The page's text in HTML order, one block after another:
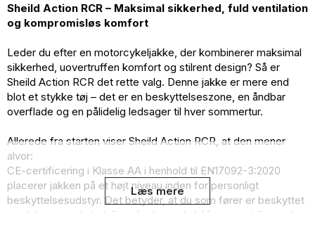
Sheild Action RCR – Maksimal sikkerhed, fuld ventilation
og kompromisløs komfort
Leder du efter en motorcykeljakke, der kombinerer maksimal
sikkerhed, uovertruffen komfort og stilrent design? Så er
Sheild Action RCR det rette valg. Denne jakke er mere end
blot et stykke tøj – det er en beskyttelseszone, en åndbar
overflade og en pålidelig ledsager til hver sommertur.
Allerede fra starten viser Sheild Action RCR, at den mener
alvor:
CE-certificering i Klasse AA i henhold til EN17092-3:2020
placerer jakken på et højt niveau inden for personligt
beskyttelsesudstyr. Det betyder, at du som fører er beskyttet
mod de mest almindelige skader ved ulykker, samtidig med at
Læs mere